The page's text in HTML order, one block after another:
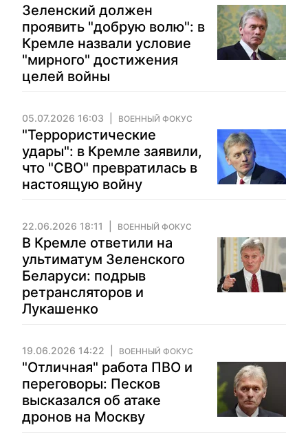
Зеленский должен
проявить "добрую волю": в
Кремле назвали условие
"мирного" достижения
целей войны
05.07.2026 16:03 ВОЕННЫЙ ФОКУС
"Террористические
удары": в Кремле заявили,
что "СВО" превратилась в
настоящую войну
22.06.2026 18:11 ВОЕННЫЙ ФОКУС
В Кремле ответили на
ультиматум Зеленского
Беларуси: подрыв
ретрансляторов и
Лукашенко
19.06.2026 14:22 ВОЕННЫЙ ФОКУС
"Отличная" работа ПВО и
переговоры: Песков
высказался об атаке
дронов на Москву